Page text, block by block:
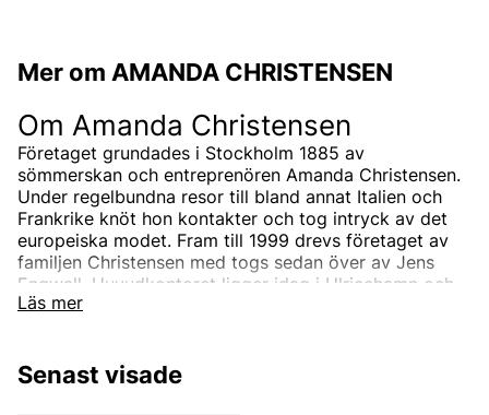
Mer om AMANDA CHRISTENSEN
Läs mer
Om Amanda Christensen
Företaget grundades i Stockholm 1885 av
sömmerskan och entreprenören Amanda Christensen.
Under regelbundna resor till bland annat Italien och
Frankrike knöt hon kontakter och tog intryck av det
europeiska modet. Fram till 1999 drevs företaget av
familjen Christensen med togs sedan över av Jens
Engwall. Huvudkontoret ligger idag i Ulricehamn och
tillverkningen sker i Italien.
Christensen
Senast visade